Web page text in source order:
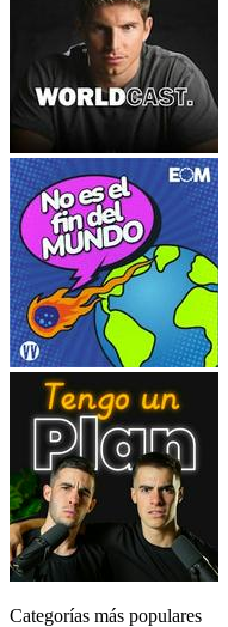
Categorías más populares